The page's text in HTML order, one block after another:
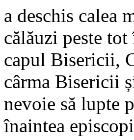
a deschis calea
călăuzi peste
capul Bisericii,
cârma Bisericii
nevoie să lupte
înaintea